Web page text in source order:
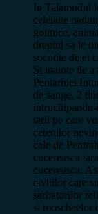
In Talamudul
celelalte
goimice,
dreptul sa le
socotite de ei
Si inainte de
Pentarhiei
de sange, 2
tarii pe care
cetenilor
cale de
cucereasca
cucereasca.
civililor care
sarbatorilor
si moscheelor